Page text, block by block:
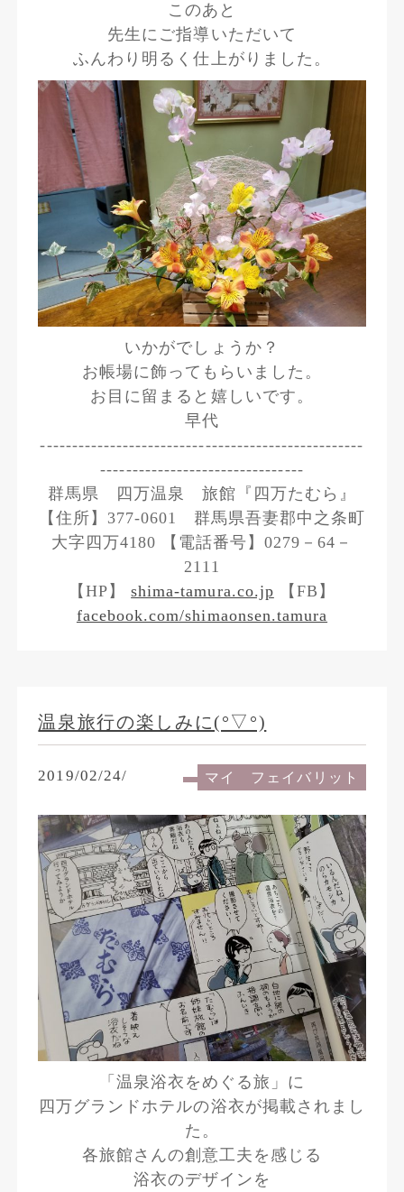
このあと
先生にご指導いただいて
ふんわり明るく仕上がりました。
いかがでしょうか？
お帳場に飾ってもらいました。
お目に留まると嬉しいです。
早代
---------------------------------------------------
--------------------------------
群馬県 四万温泉 旅館『四万たむら』
【住所】377-0601 群馬県吾妻郡中之条町
大字四万4180 【電話番号】0279－64－
2111
【HP】shima-tamura.co.jp 【FB】
facebook.com/shimaonsen.tamura
温泉旅行の楽しみに(°▽°)
2019/02/24/ マイ フェイバリット
「温泉浴衣をめぐる旅」に
四万グランドホテルの浴衣が掲載されまし
た。
各旅館さんの創意工夫を感じる
浴衣のデザインを